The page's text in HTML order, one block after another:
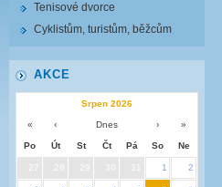
Tenisové dvorce
Cyklistům, turistům, běžcům
AKCE
Srpen 2026
« ‹ Dnes › »
Po Út St Čt Pá So Ne
27 29 30 31 1 2